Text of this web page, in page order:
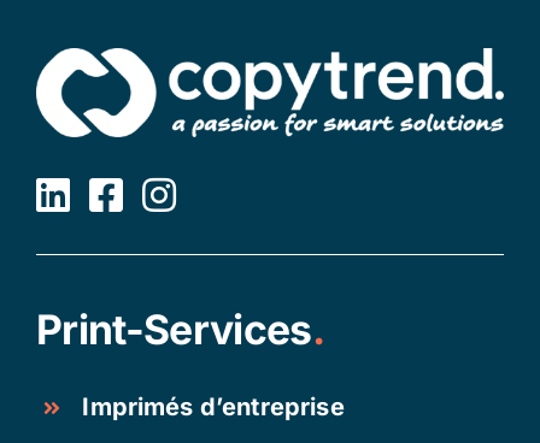
Print-Services.
Imprimés d’entreprise